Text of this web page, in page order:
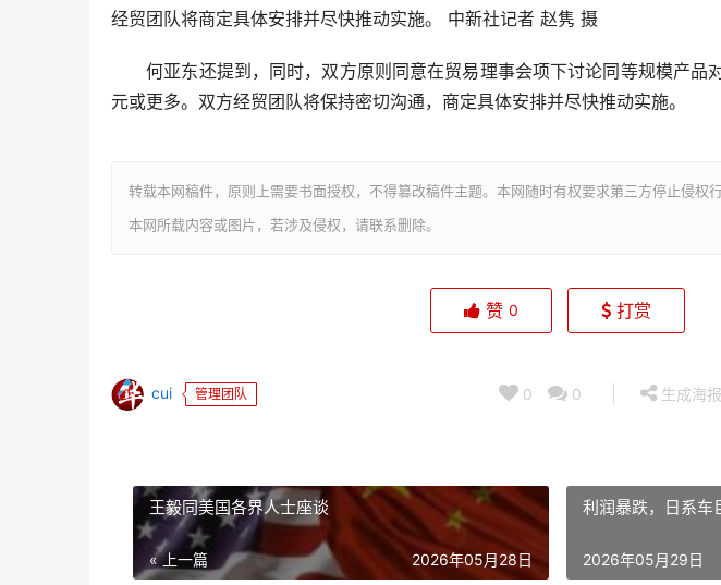
经贸团队将商定具体安排并尽快推动实施。 中新社记者 赵隽 摄
何亚东还提到，同时，双方原则同意在贸易理事会项下讨论同等规模产品
元或更多。双方经贸团队将保持密切沟通，商定具体安排并尽快推动实施。
转载本网稿件，原则上需要书面授权，不得篡改稿件主题。本网随时有权要求第三方停止侵权行
本网所载内容或图片，若涉及侵权，请联系删除。
赞 0 打赏
cui 管理团队 0 0 生成海报
王毅同美国各界人士座谈
« 上一篇 2026年05月28日
利润暴跌，日系车
2026年05月29日